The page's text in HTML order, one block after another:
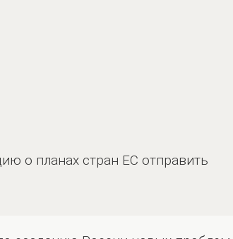
о планах стран ЕС отправить